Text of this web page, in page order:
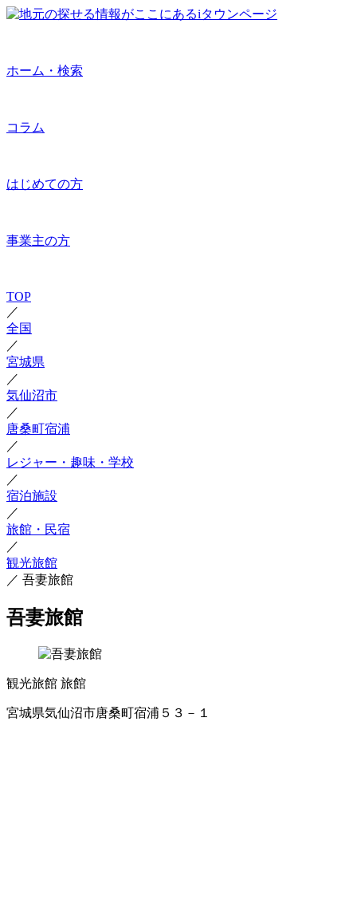
ホーム・検索
コラム
はじめての方
事業主の方
TOP
／
全国
／
宮城県
／
気仙沼市
／
唐桑町宿浦
／
レジャー・趣味・学校
／
宿泊施設
／
旅館・民宿
／
観光旅館
／ 吾妻旅館
吾妻旅館
観光旅館 旅館
宮城県気仙沼市唐桑町宿浦５３－１